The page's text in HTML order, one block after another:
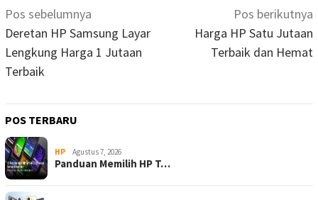
Navigasi
pos
Pos sebelumnya
Deretan HP Samsung Layar
Lengkung Harga 1 Jutaan
Terbaik
Pos berikutnya
Harga HP Satu Jutaan
Terbaik dan Hemat
POS TERBARU
HP Agustus 7, 2026
Panduan Memilih HP T…